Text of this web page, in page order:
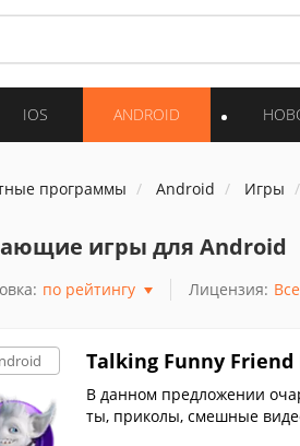
IOS ANDROID
программы Android Игры
игры для Android
по рейтингу Лицензия: Все
Talking Funny Friend
В данном предложении
ты, приколы, смешные